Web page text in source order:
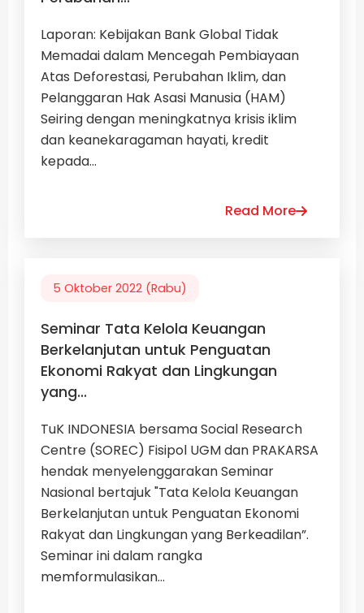
Laporan: Kebijakan Bank Global Tidak
Memadai dalam Mencegah Pembiayaan
Atas Deforestasi, Perubahan Iklim, dan
Pelanggaran Hak Asasi Manusia (HAM)
Seiring dengan meningkatnya krisis iklim
dan keanekaragaman hayati, kredit
kepada...
Read More
5 Oktober 2022 (Rabu)
Seminar Tata Kelola Keuangan
Berkelanjutan untuk Penguatan
Ekonomi Rakyat dan Lingkungan
yang...
TuK INDONESIA bersama Social Research
Centre (SOREC) Fisipol UGM dan PRAKARSA
hendak menyelenggarakan Seminar
Nasional bertajuk "Tata Kelola Keuangan
Berkelanjutan untuk Penguatan Ekonomi
Rakyat dan Lingkungan yang Berkeadilan”.
Seminar ini dalam rangka
memformulasikan...